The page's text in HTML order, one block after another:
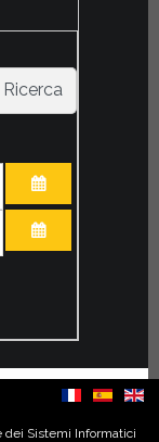
Ricerca
APRI IL
Sistemi Informatici